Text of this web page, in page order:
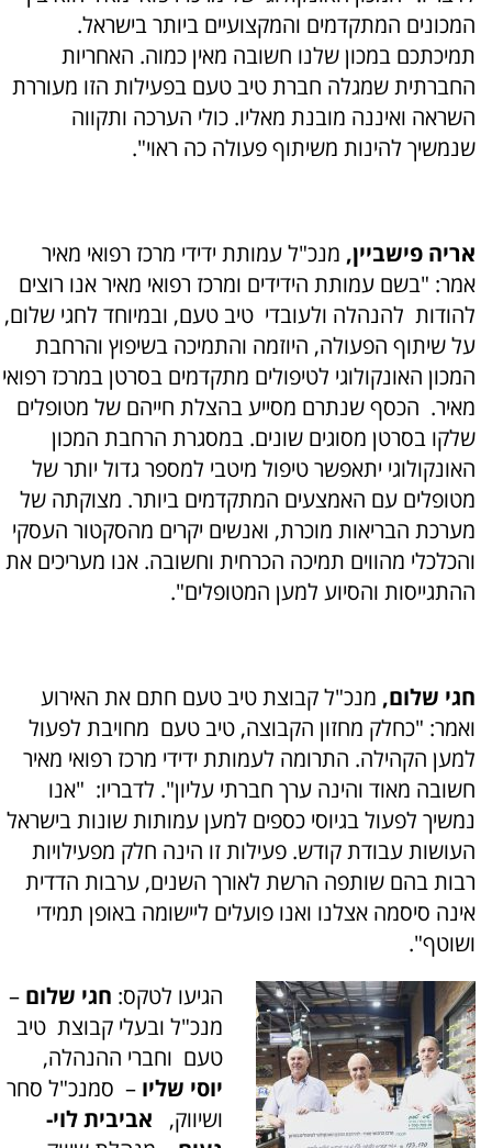
המכונים המתקדמים והמקצועיים ביותר בישראל.
תמיכתכם במכון שלנו חשובה מאין כמוה. האחריות
החברתית שמגלה חברת טיב טעם בפעילות הזו מעוררת
השראה ואיננה מובנת מאליו. כולי הערכה ותקווה
שנמשיך להינות משיתוף פעולה כה ראוי".
אריה פישביין, מנכ"ל עמותת ידידי מרכז רפואי מאיר
אמר: "בשם עמותת הידידים ומרכז רפואי מאיר אנו רוצים
להודות להנהלה ולעובדי טיב טעם, ובמיוחד לחגי שלום,
על שיתוף הפעולה, היוזמה והתמיכה בשיפוץ והרחבת
המכון האונקולוגי לטיפולים מתקדמים בסרטן במרכז רפואי
מאיר. הכסף שנתרם מסייע בהצלת חייהם של מטופלים
שלקו בסרטן מסוגים שונים. במסגרת הרחבת המכון
האונקולוגי יתאפשר טיפול מיטבי למספר גדול יותר של
מטופלים עם האמצעים המתקדמים ביותר. מצוקתה של
מערכת הבריאות מוכרת, ואנשים יקרים מהסקטור העסקי
והכלכלי מהווים תמיכה הכרחית וחשובה. אנו מעריכים את
ההתגייסות והסיוע למען המטופלים".
חגי שלום, מנכ"ל קבוצת טיב טעם חתם את האירוע
ואמר: "כחלק מחזון הקבוצה, טיב טעם מחויבת לפעול
למען הקהילה. התרומה לעמותת ידידי מרכז רפואי מאיר
חשובה מאוד והינה ערך חברתי עליון". לדבריו: "אנו
נמשיך לפעול בגיוסי כספים למען עמותות שונות בישראל
העושות עבודת קודש. פעילות זו הינה חלק מפעילויות
רבות בהם שותפה הרשת לאורך השנים, ערבות הדדית
אינה סיסמה אצלנו ואנו פועלים ליישומה באופן תמידי
ושוטף".
הגיעו לטקס: חגי שלום –
מנכ"ל ובעלי קבוצת טיב
טעם וחברי ההנהלה,
יוסי שליו – סמנכ"ל סחר
ושיווק, אביבית לוי-